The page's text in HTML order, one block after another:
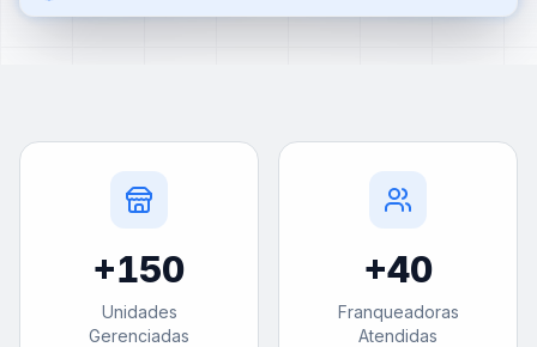
+150
Unidades
Gerenciadas
+40
Franqueadoras
Atendidas